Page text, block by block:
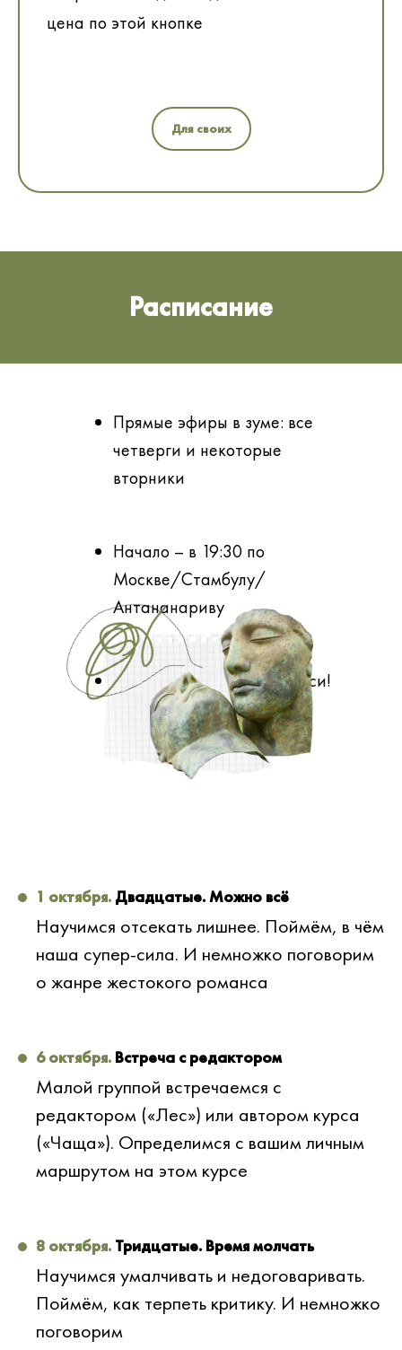
цена по этой кнопке
Для своих
Расписание
Прямые эфиры в зуме: все
четверги и некоторые
вторники
Начало – в 19:30 по
Москве/Стамбулу/
Антананариву
Можно смотреть и в записи!
1 октября. Двадцатые. Можно всё
Научимся отсекать лишнее. Поймём, в чём
наша супер-сила. И немножко поговорим
о жанре жестокого романса
6 октября. Встреча с редактором
Малой группой встречаемся с
редактором («Лес») или автором курса
(«Чаща»). Определимся с вашим личным
маршрутом на этом курсе
8 октября. Тридцатые. Время молчать
Научимся умалчивать и недоговаривать.
Поймём, как терпеть критику. И немножко
поговорим